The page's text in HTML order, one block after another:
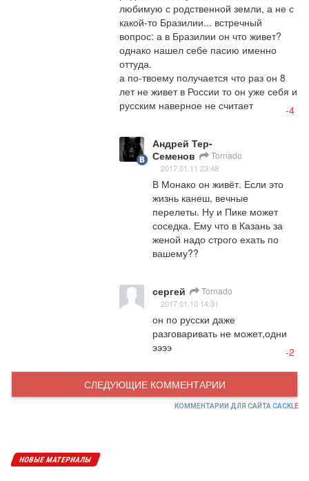
любимую с родственной земли, а не с
какой-то Бразилии... встречный
вопрос: а в Бразилии он что живет?
однако нашел себе пасию именно
оттуда.
а по-твоему получается что раз он 8
лет не живет в России то он уже себя и
русским наверное не считает
-4
Андрей Тер-
Семенов
Tornado
2017.01.11 23:48
В Монако он живёт. Если это
жизнь канеш, вечные
перелеты. Ну и Пике может
соседка. Ему что в Казань за
женой надо строго ехать по
вашему??
сергей Tornado
2017.01.10 14:31
он по русски даже
разговаривать не может,одни
ээээ
-2
СЛЕДУЮЩИЕ КОММЕНТАРИИ
КОММЕНТАРИИ ДЛЯ САЙТА CACKLE
НОВЫЕ МАТЕРИАЛЫ